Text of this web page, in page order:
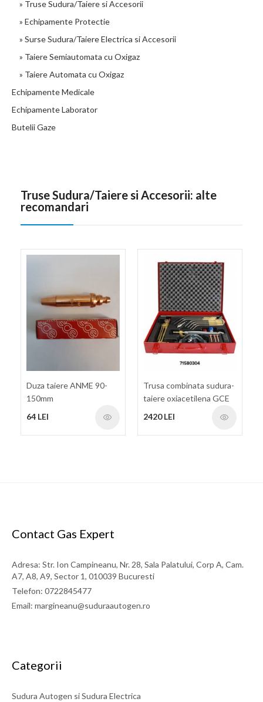
» Truse Sudura/Taiere si Accesorii
» Echipamente Protectie
» Surse Sudura/Taiere Electrica si Accesorii
» Taiere Semiautomata cu Oxigaz
» Taiere Automata cu Oxigaz
Echipamente Medicale
Echipamente Laborator
Butelii Gaze
Truse Sudura/Taiere si Accesorii: alte
recomandari
Duza taiere ANME 90-
150mm
64 LEI
Trusa combinata sudura-
taiere oxiacetilena GCE
Rhona RK-20
2420 LEI
Contact Gas Expert
Adresa: Str. Ion Campineanu, Nr. 28, Sala Palatului, Corp A, Cam.
A7, A8, A9, Sector 1, 010039 Bucuresti
Telefon: 0722845477
Email: margineanu@suduraautogen.ro
Categorii
Sudura Autogen si Sudura Electrica